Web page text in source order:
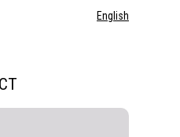
English